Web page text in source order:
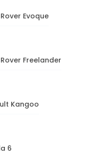
Rover Evoque
Rover Freelander
Kangoo
6